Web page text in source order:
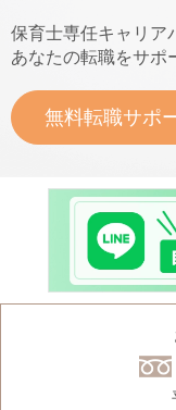
保育士専任キャリア
あなたの転職をサポ
無料転職サポ